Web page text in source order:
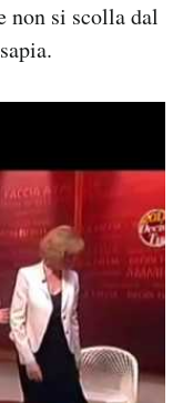
non si scolla dal